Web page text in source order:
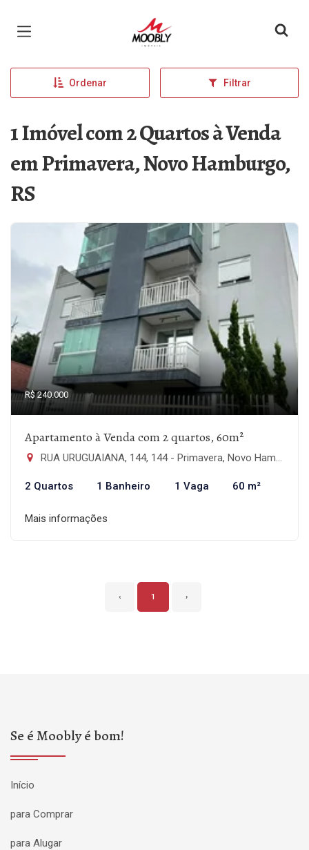
Página inicial
Ordenar Filtrar
1 Imóvel com 2 Quartos à Venda
em Primavera, Novo Hamburgo,
RS
R$ 240.000
Apartamento à Venda com 2 quartos, 60m²
RUA URUGUAIANA, 144, 144 - Primavera, Novo Hamburgo-RS
2 Quartos 1 Banheiro 1 Vaga 60 m²
Mais informações
‹ 1 ›
Se é Moobly é bom!
Início
para Comprar
para Alugar